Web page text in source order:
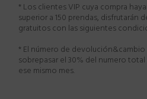
* Los clientes VIP cuya compra
superior a 150 prendas, disfrutarán
gratuitos con las siguientes
* El número de devolución&cambio
sobrepasar el 30% del numero
ese mismo mes.